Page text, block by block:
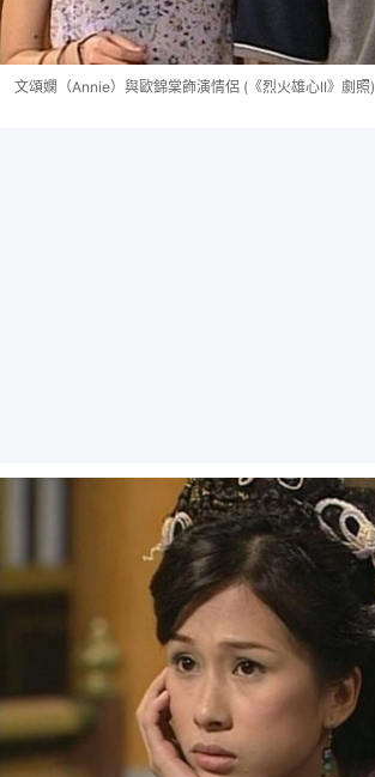
文頌嫻（Annie）與歐錦棠飾演情侶 (《烈火雄心II》劇照)